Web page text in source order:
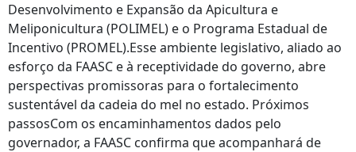
Desenvolvimento e Expansão da Apicultura e
Meliponicultura (POLIMEL) e o Programa Estadual de
Incentivo (PROMEL).Esse ambiente legislativo, aliado ao
esforço da FAASC e à receptividade do governo, abre
perspectivas promissoras para o fortalecimento
sustentável da cadeia do mel no estado. Próximos
passosCom os encaminhamentos dados pelo
governador, a FAASC confirma que acompanhará de